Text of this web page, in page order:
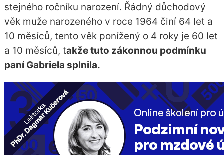
stejného ročníku narození. Řádný důchodový
věk muže narozeného v roce 1964 činí 64 let a
10 měsíců, tento věk ponížený o 4 roky je 60 let
a 10 měsíců, takže tuto zákonnou podmínku
paní Gabriela splnila.